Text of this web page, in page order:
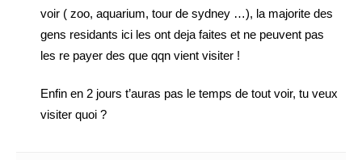
voir ( zoo, aquarium, tour de sydney …), la majorite des
gens residants ici les ont deja faites et ne peuvent pas
les re payer des que qqn vient visiter !
Enfin en 2 jours t’auras pas le temps de tout voir, tu veux
visiter quoi ?